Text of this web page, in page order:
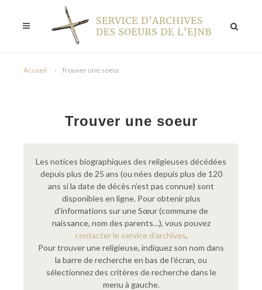
Accueil Trouver une soeur
Trouver une soeur
Les notices biographiques des religieuses décédées
depuis plus de 25 ans (ou nées depuis plus de 120
ans si la date de décès n’est pas connue) sont
disponibles en ligne. Pour obtenir plus
d’informations sur une Sœur (commune de
naissance, nom des parents…), vous pouvez
contacter le service d’archives.
Pour trouver une religieuse, indiquez son nom dans
la barre de recherche en bas de l’écran, ou
sélectionnez des critères de recherche dans le
menu à gauche.